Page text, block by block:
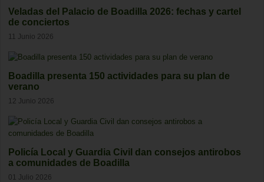
Veladas del Palacio de Boadilla 2026: fechas y cartel
de conciertos
11 Junio 2026
Boadilla presenta 150 actividades para su plan de
verano
12 Junio 2026
Policía Local y Guardia Civil dan consejos antirobos
a comunidades de Boadilla
01 Julio 2026